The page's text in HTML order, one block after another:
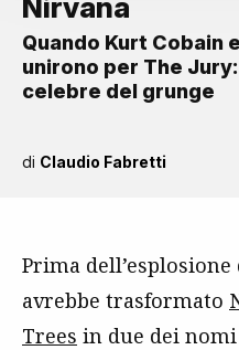
Quando Kurt Cobain
unirono per The
celebre del grunge
di Claudio Fabretti
Prima dell’esplosione
avrebbe trasformato
Trees in due dei